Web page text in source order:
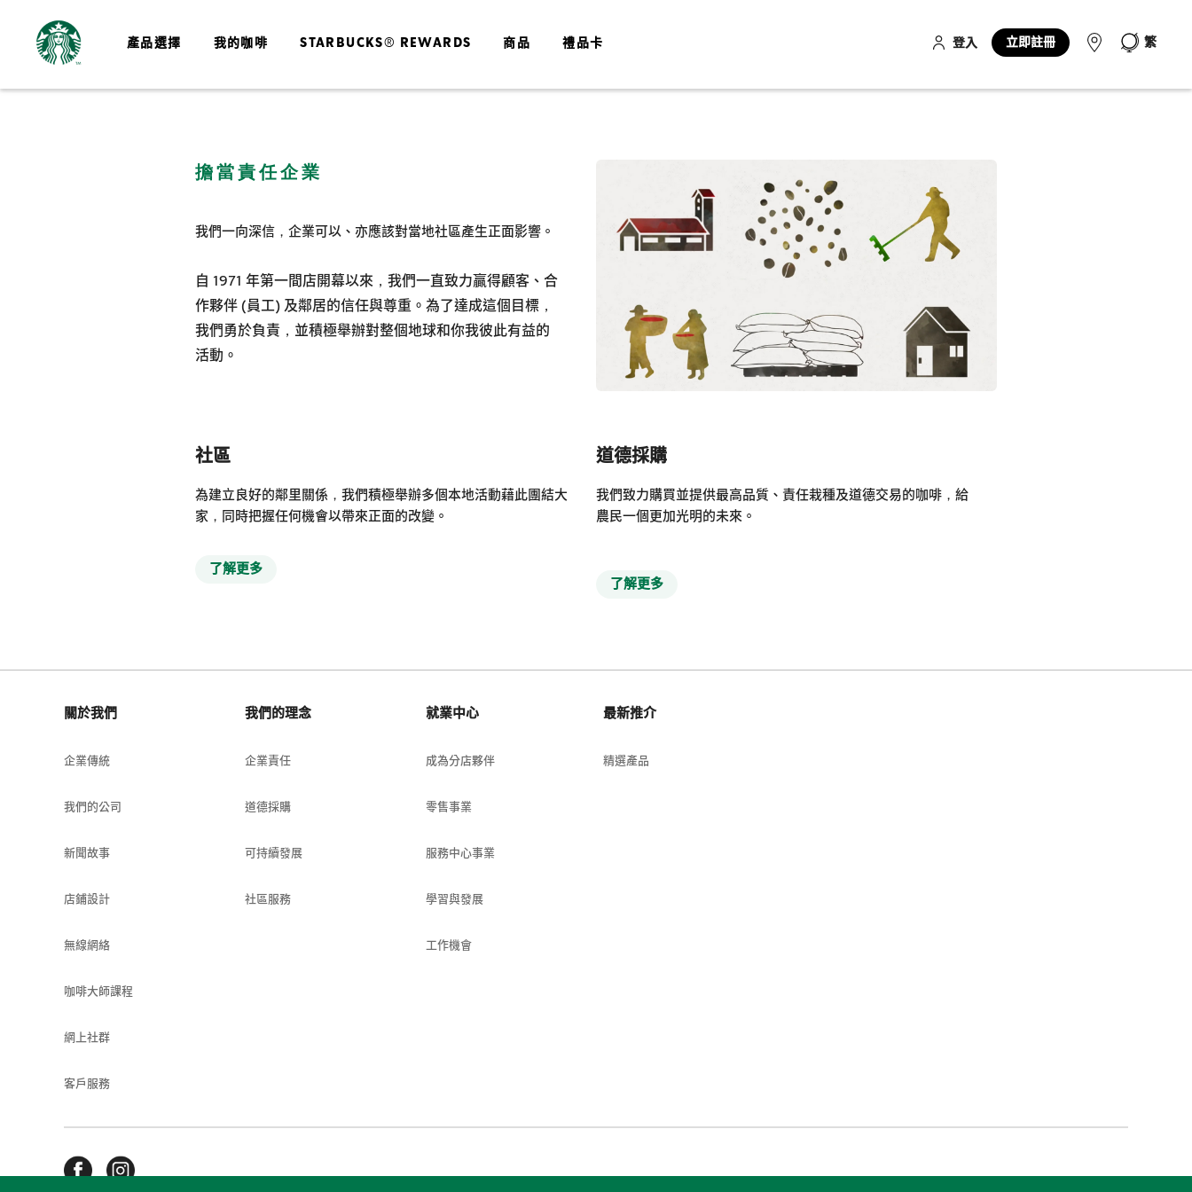
產品選擇 我的咖啡 STARBUCKS® REWARDS 商品 禮品卡 登入 立即註冊 繁
擔當責任企業
我們一向深信，企業可以、亦應該對當地社區產生正面影響。
自 1971 年第一間店開幕以來，我們一直致力贏得顧客、合
作夥伴 (員工) 及鄰居的信任與尊重。為了達成這個目標，
我們勇於負責，並積極舉辦對整個地球和你我彼此有益的
活動。
社區
為建立良好的鄰里關係，我們積極舉辦多個本地活動藉此團結大
家，同時把握任何機會以帶來正面的改變。
了解更多
道德採購
我們致力購買並提供最高品質、責任栽種及道德交易的咖啡，給
農民一個更加光明的未來。
了解更多
關於我們
企業傳統
我們的公司
新聞故事
店鋪設計
無線網絡
咖啡大師課程
網上社群
客戶服務
我們的理念
企業責任
道德採購
可持續發展
社區服務
就業中心
成為分店夥伴
零售事業
服務中心事業
學習與發展
工作機會
最新推介
精選產品